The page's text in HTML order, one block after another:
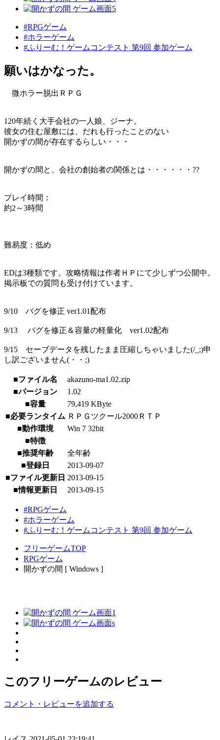
#RPGゲーム
#ホラーゲーム
#ふりーむ！ゲームコンテスト 第9回 参加ゲーム
願いはかなった。
微ホラー脱出ＲＰＧ
120年続く大手会社の一人娘、ジーナ。
彼女の住む屋敷には、だれも行ったことのない
開かずの間が存在するらしい・・・
開かずの間と、会社の創始者の関係とは・・・・・・??
プレイ時間：
約2～3時間
難易度：低め
EDは3種類です。攻略情報は作者ＨＰにて少しずつ公開中。
掲示板での質問も受け付けています。
9/10 バグを修正 ver1.01配布
9/13 バグを修正＆容量の軽量化 ver1.02配布
9/15 セーブデータを残したまま圧縮しちゃいました(/_;)申
し訳ございません(・・;)
■ファイル名
akazuno-ma1.02.zip
■バージョン
1.02
■容量
79,419 KByte
■必要ランタイム ＲＰＧツクール2000ＲＴＰ
■動作環境
Win 7 32bit
■特徴
■推奨年齢
全年齢
■登録日
2013-09-07
■ファイル更新日 2013-09-15
■情報更新日
2013-09-15
#RPGゲーム
#ホラーゲーム
#ふりーむ！ゲームコンテスト 第9回 参加ゲーム
フリーゲームTOP
RPGゲーム
開かずの間 [ Windows ]
このフリーゲームのレビュー
コメント・レビューを追加する